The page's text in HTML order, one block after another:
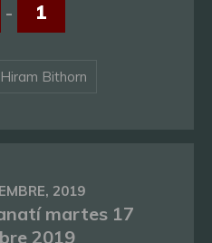
- 1
Bithorn
2019
martes 17
2019